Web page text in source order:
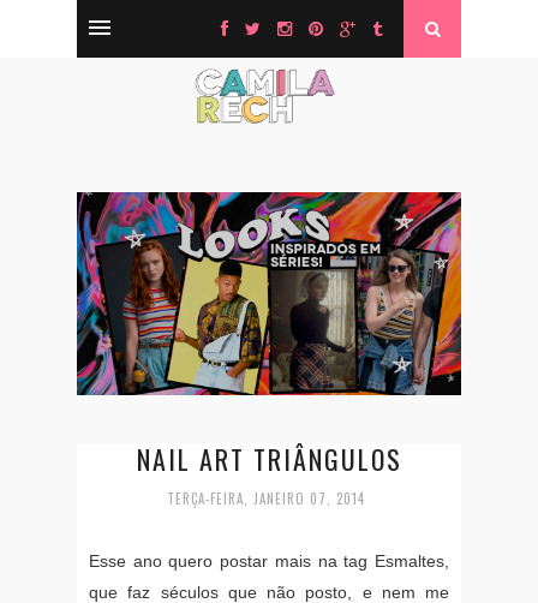
NAIL ART TRIÂNGULOS
TERÇA-FEIRA, JANEIRO 07, 2014
Esse ano quero postar mais na tag Esmaltes,
que faz séculos que não posto, e nem me